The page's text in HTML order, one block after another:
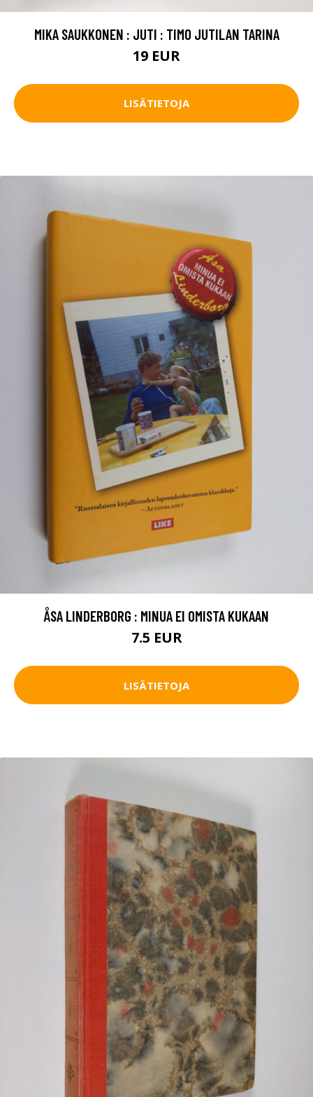
MIKA SAUKKONEN : JUTI : TIMO JUTILAN TARINA
19 EUR
LISÄTIETOJA
ÅSA LINDERBORG : MINUA EI OMISTA KUKAAN
7.5 EUR
LISÄTIETOJA